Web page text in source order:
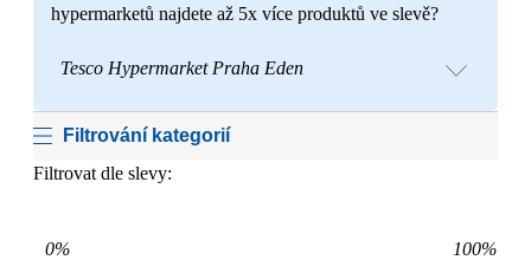
hypermarketů najdete až 5x více produktů ve slevě?
Tesco Hypermarket Praha Eden
Filtrování kategorií
Filtrovat dle slevy:
0% 100%